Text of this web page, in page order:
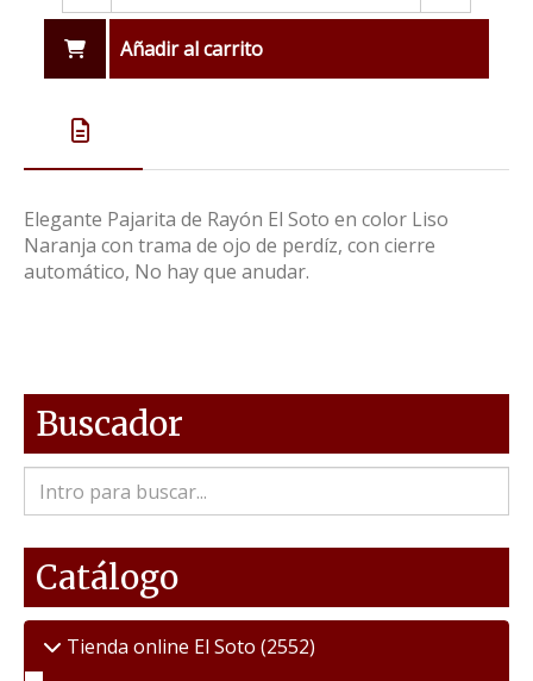
Añadir al carrito
Elegante Pajarita de Rayón El Soto en color Liso
Naranja con trama de ojo de perdíz, con cierre
automático, No hay que anudar.
Buscador
Catálogo
Tienda online El Soto (2552)